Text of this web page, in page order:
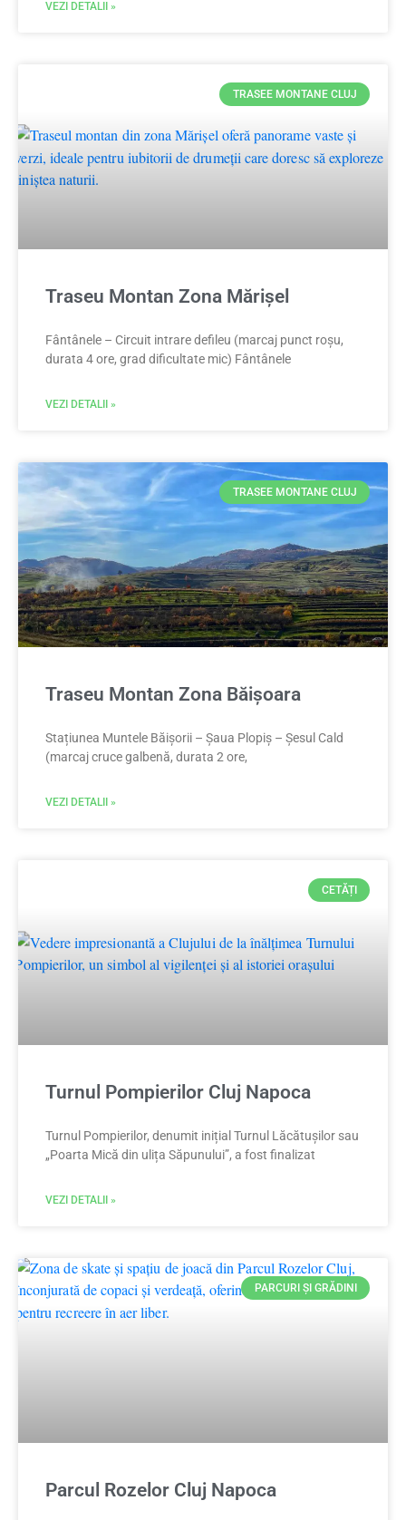
VEZI DETALII »
TRASEE MONTANE CLUJ
Traseu Montan Zona Mărișel
Fântânele – Circuit intrare defileu (marcaj punct roșu,
durata 4 ore, grad dificultate mic) Fântânele
VEZI DETALII »
TRASEE MONTANE CLUJ
Traseu Montan Zona Băișoara
Stațiunea Muntele Băișorii – Șaua Plopiș – Șesul Cald
(marcaj cruce galbenă, durata 2 ore,
VEZI DETALII »
CETĂȚI
Turnul Pompierilor Cluj Napoca
Turnul Pompierilor, denumit inițial Turnul Lăcătușilor sau
„Poarta Mică din ulița Săpunului”, a fost finalizat
VEZI DETALII »
PARCURI ȘI GRĂDINI
Parcul Rozelor Cluj Napoca